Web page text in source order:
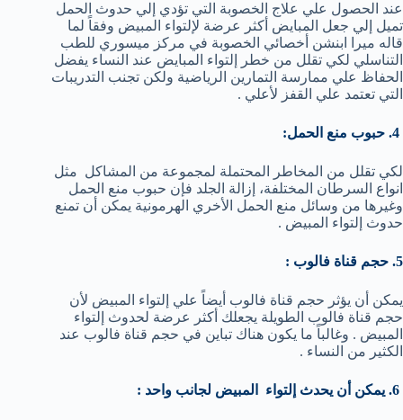
عند الحصول علي علاج الخصوبة التي تؤدي إلي حدوث الحمل
تميل إلي جعل المبايض أكثر عرضة لإلتواء المبيض وفقاً لما
قاله ميرا ابنشن أخصائي الخصوبة في مركز ميسوري للطب
التناسلي لكي تقلل من خطر إلتواء المبايض عند النساء يفضل
الحفاظ علي ممارسة التمارين الرياضية ولكن تجنب التدريبات
التي تعتمد علي القفز لأعلي .
لكي تقلل من المخاطر المحتملة لمجموعة من المشاكل مثل
انواع السرطان المختلفة، إزالة الجلد فإن حبوب منع الحمل
وغيرها من وسائل منع الحمل الأخري الهرمونية يمكن أن تمنع
حدوث إلتواء المبيض .
5. حجم قناة فالوب :
يمكن أن يؤثر حجم قناة فالوب أيضاً علي إلتواء المبيض لأن
حجم قناة فالوب الطويلة يجعلك أكثر عرضة لحدوث إلتواء
المبيض . وغالباً ما يكون هناك تباين في حجم قناة فالوب عند
الكثير من النساء .